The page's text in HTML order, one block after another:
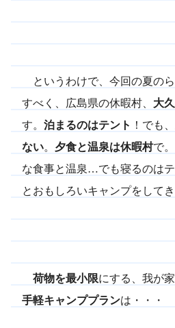
というわけで、今回の夏のらくちんキャンプを実行
すべく、広島県の休暇村、 大
す。 泊まるのはテント ！でも、
ない。 夕食と温泉は休暇村で
な食事と温泉…でも寝るのは
とおもしろいキャンプをしてき
荷物を最小限にする、我が
手軽キャンププランは・・・